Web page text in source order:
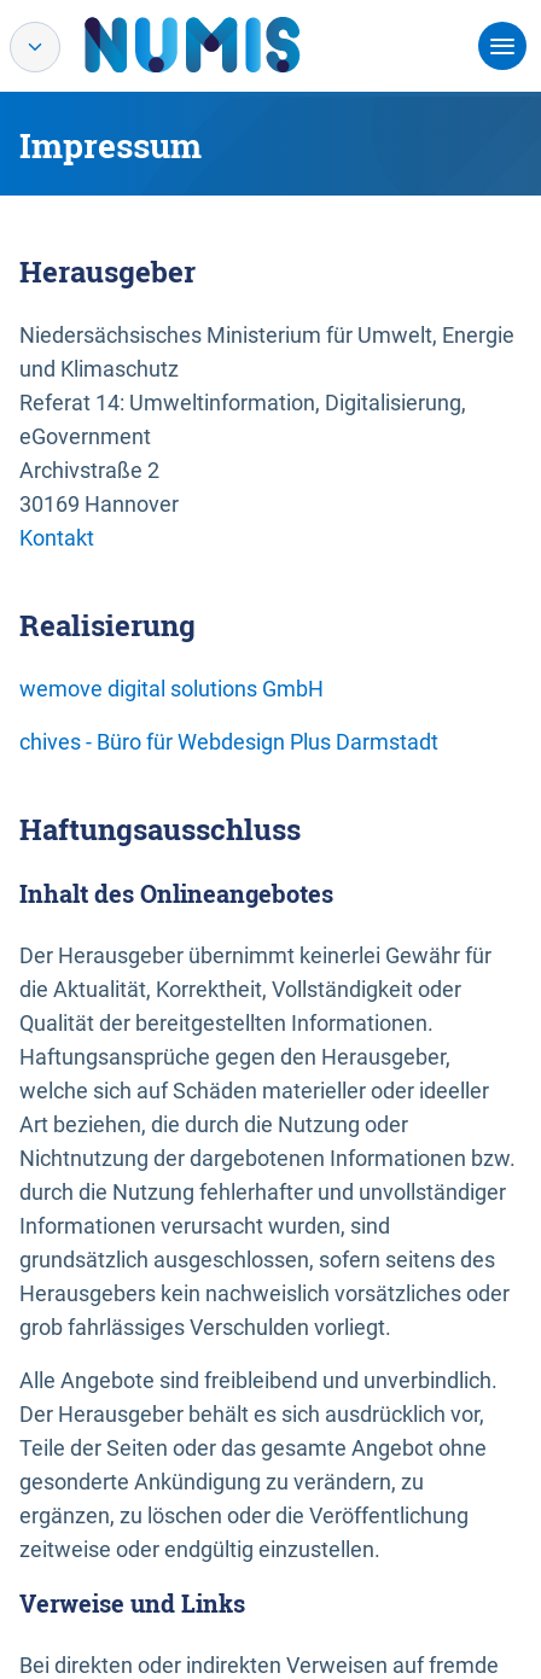
Impressum
Herausgeber
Niedersächsisches Ministerium für Umwelt, Energie
und Klimaschutz
Referat 14: Umweltinformation, Digitalisierung,
eGovernment
Archivstraße 2
30169 Hannover
Kontakt
Realisierung
wemove digital solutions GmbH
chives - Büro für Webdesign Plus Darmstadt
Haftungsausschluss
Inhalt des Onlineangebotes
Der Herausgeber übernimmt keinerlei Gewähr für
die Aktualität, Korrektheit, Vollständigkeit oder
Qualität der bereitgestellten Informationen.
Haftungsansprüche gegen den Herausgeber,
welche sich auf Schäden materieller oder ideeller
Art beziehen, die durch die Nutzung oder
Nichtnutzung der dargebotenen Informationen bzw.
durch die Nutzung fehlerhafter und unvollständiger
Informationen verursacht wurden, sind
grundsätzlich ausgeschlossen, sofern seitens des
Herausgebers kein nachweislich vorsätzliches oder
grob fahrlässiges Verschulden vorliegt.
Alle Angebote sind freibleibend und unverbindlich.
Der Herausgeber behält es sich ausdrücklich vor,
Teile der Seiten oder das gesamte Angebot ohne
gesonderte Ankündigung zu verändern, zu
ergänzen, zu löschen oder die Veröffentlichung
zeitweise oder endgültig einzustellen.
Verweise und Links
Bei direkten oder indirekten Verweisen auf fremde